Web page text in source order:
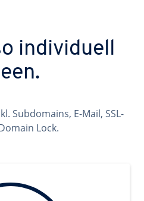
individuell
Subdomains, E-Mail, SSL-
Lock.